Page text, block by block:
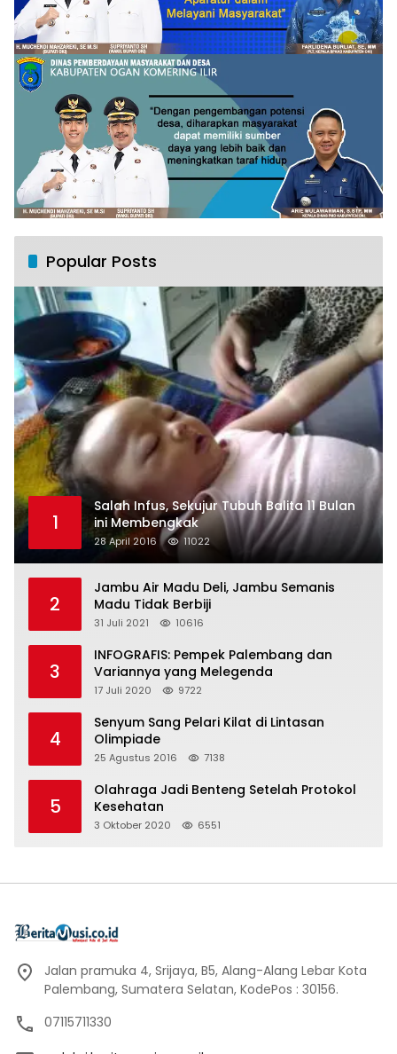
Popular Posts
1
Salah Infus, Sekujur Tubuh Balita 11 Bulan
ini Membengkak
28 April 2016 11022
2
Jambu Air Madu Deli, Jambu Semanis
Madu Tidak Berbiji
31 Juli 2021 10616
3
INFOGRAFIS: Pempek Palembang dan
Variannya yang Melegenda
17 Juli 2020 9722
4
Senyum Sang Pelari Kilat di Lintasan
Olimpiade
25 Agustus 2016 7138
5
Olahraga Jadi Benteng Setelah Protokol
Kesehatan
3 Oktober 2020 6551
Jalan pramuka 4, Srijaya, B5, Alang-Alang Lebar Kota
Palembang, Sumatera Selatan, KodePos : 30156.
07115711330